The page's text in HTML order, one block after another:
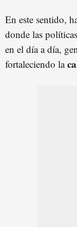
En este sentido,
donde las
en el día a día,
fortaleciendo la